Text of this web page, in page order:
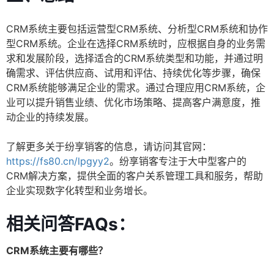
CRM系统主要包括运营型CRM系统、分析型CRM系统和协作
型CRM系统。企业在选择CRM系统时，应根据自身的业务需
求和发展阶段，选择适合的CRM系统类型和功能，并通过明
确需求、评估供应商、试用和评估、持续优化等步骤，确保
CRM系统能够满足企业的需求。通过合理应用CRM系统，企
业可以提升销售业绩、优化市场策略、提高客户满意度，推
动企业的持续发展。
了解更多关于纷享销客的信息，请访问其官网：
https://fs80.cn/lpgyy2。纷享销客专注于大中型客户的
CRM解决方案，提供全面的客户关系管理工具和服务，帮助
企业实现数字化转型和业务增长。
相关问答FAQs：
CRM系统主要有哪些？